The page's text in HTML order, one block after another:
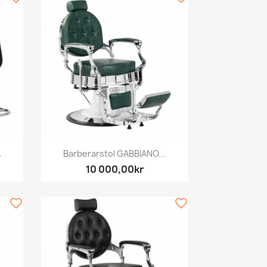
Snabbvy
Barberarstol GABBIANO...
10 000,00kr
favorite_border favorite_border